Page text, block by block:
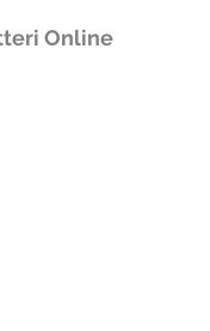
Online